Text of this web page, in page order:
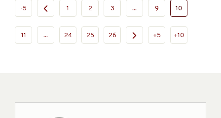
-5 1 2 3 ... 9 10
11 ... 24 25 26 +5 +10